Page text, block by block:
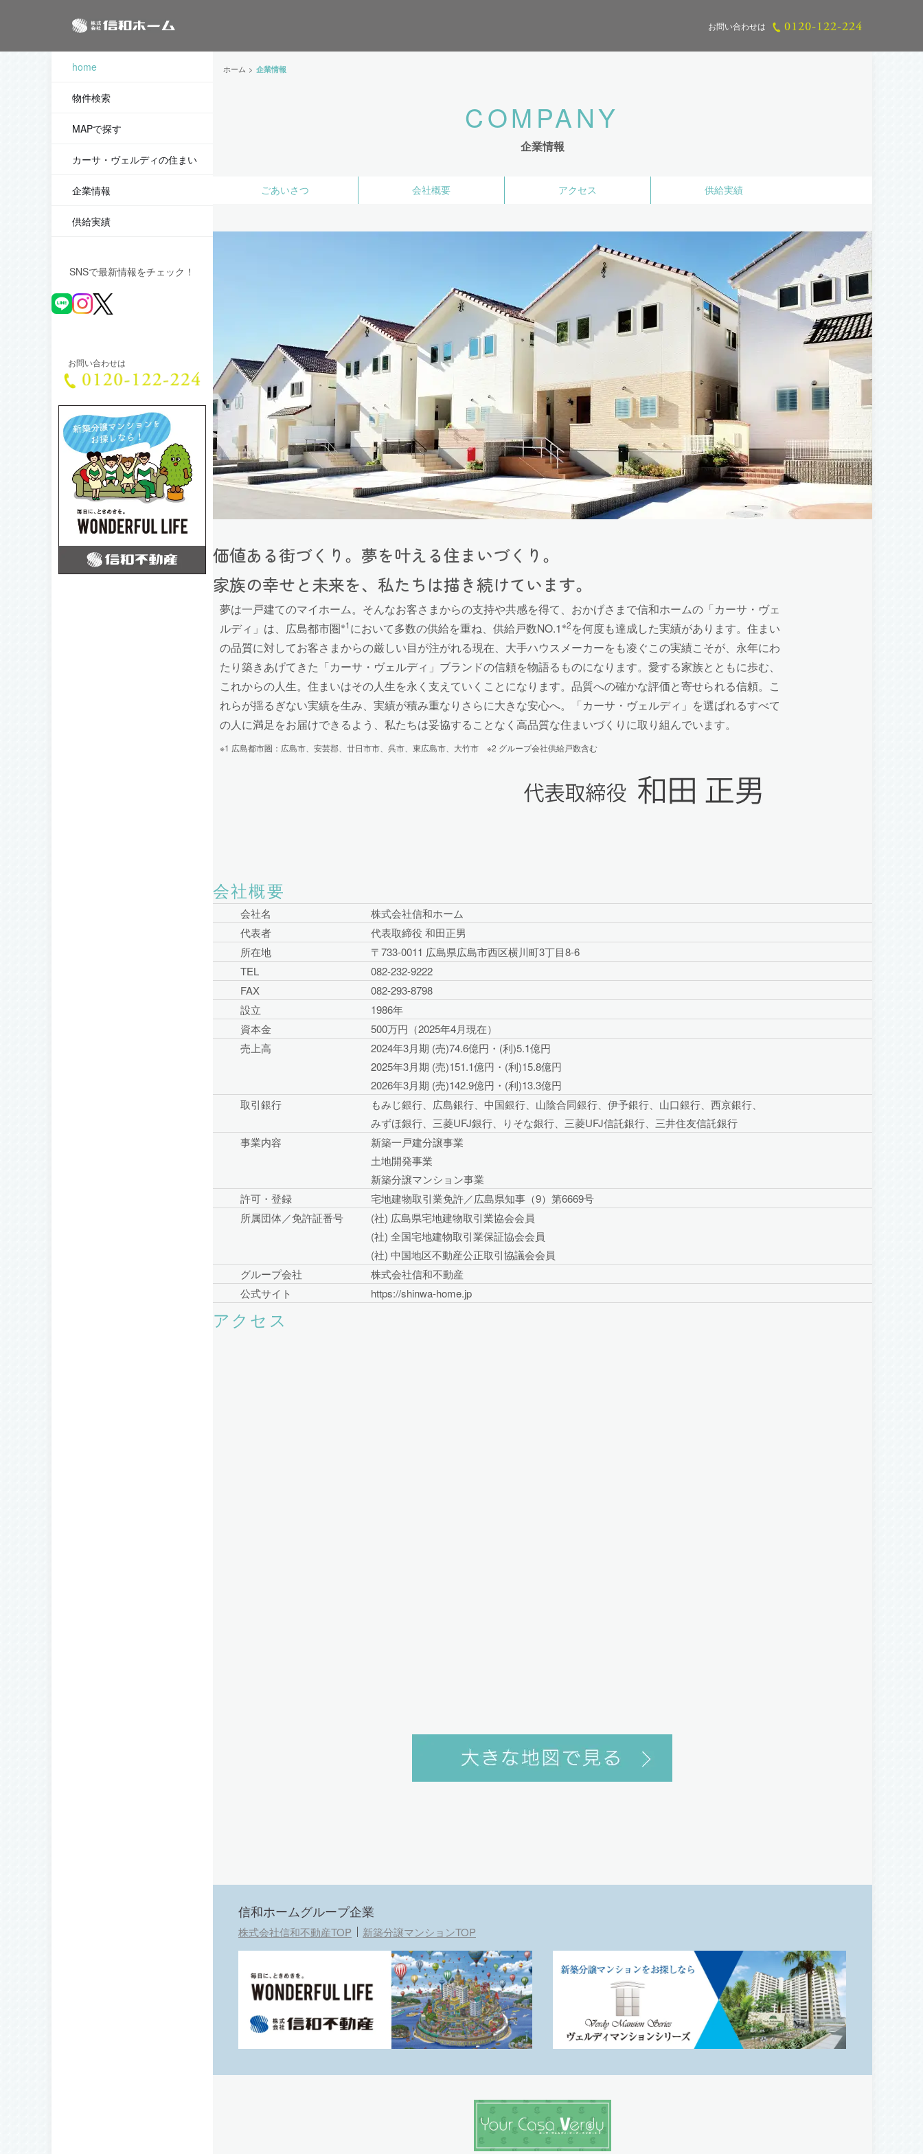
お問い合わせは
ホーム 企業情報
企業情報
ごあいさつ 会社概要 アクセス 供給実績
価値ある街づくり。 夢を叶える住まいづくり。
家族の幸せと未来を、私たちは描き続けています。
夢は一戸建てのマイホーム。そんなお客さまからの支持や共感を得て、おかげさまで信和ホームの「カーサ・ヴェ
ルディ」は、広島都市圏※1 において多数の供給を重ね、供給戸数NO.1※2を何度も達成した実績があります。住まい
の品質に対してお客さまからの厳しい目が注がれる現在、大手ハウスメーカーをも凌ぐこの実績こそが、永年にわ
たり築きあげてきた「カーサ・ヴェルディ」ブランドの信頼を物語るものになります。愛する家族とともに歩む、
これからの人生。住まいはその人生を永く支えていくことになります。品質への確かな評価と寄せられる信頼。こ
れらが揺るぎない実績を生み、実績が積み重なりさらに大きな安心へ。「カーサ・ヴェルディ」を選ばれるすべて
の人に満足をお届けできるよう、私たちは妥協することなく高品質な住まいづくりに取り組んでいます。
※1 広島都市圏：広島市、安芸郡、廿日市市、呉市、東広島市、大竹市 ※2 グループ会社供給戸数含む
会社概要
会社名
株式会社信和ホーム
代表者
代表取締役 和田正男
所在地
〒733-0011 広島県広島市西区横川町3丁目8-6
TEL
082-232-9222
FAX
082-293-8798
設立
1986年
資本金
500万円（2025年4月現在）
売上高
2024年3月期 (売)74.6億円・(利)5.1億円
2025年3月期 (売)151.1億円・(利)15.8億円
2026年3月期 (売)142.9億円・(利)13.3億円
取引銀行
もみじ銀行、広島銀行、中国銀行、山陰合同銀行、伊予銀行、山口銀行、西京銀行、
みずほ銀行、三菱UFJ銀行、りそな銀行、三菱UFJ信託銀行、三井住友信託銀行
事業内容
新築一戸建分譲事業
土地開発事業
新築分譲マンション事業
許可・登録
宅地建物取引業免許／広島県知事（9）第6669号
所属団体／免許証番号
(社) 広島県宅地建物取引業協会会員
(社) 全国宅地建物取引業保証協会会員
(社) 中国地区不動産公正取引協議会会員
グループ会社
株式会社信和不動産
公式サイト
https://shinwa-home.jp
アクセス
home
物件検索
MAPで探す
カーサ・ヴェルディの住まい
企業情報
供給実績
SNSで最新情報をチェック！
お問い合わせは
信和ホームグループ企業
株式会社信和不動産TOP 新築分譲マンションTOP